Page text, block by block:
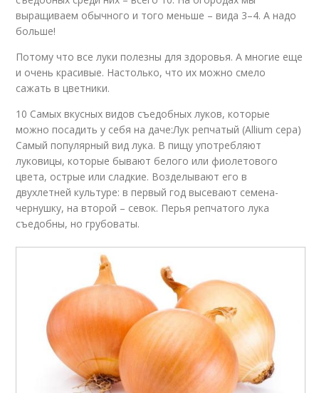
выращиваем обычного и того меньше – вида 3–4. А надо
больше!
Потому что все луки полезны для здоровья. А многие еще
и очень красивые. Настолько, что их можно смело
сажать в цветники.
10 Самых вкусных видов съедобных луков, которые
можно посадить у себя на даче:Лук репчатый (Allium cepa)
Самый популярный вид лука. В пищу употребляют
луковицы, которые бывают белого или фиолетового
цвета, острые или сладкие. Возделывают его в
двухлетней культуре: в первый год высевают семена-
чернушку, на второй – севок. Перья репчатого лука
съедобны, но грубоваты.